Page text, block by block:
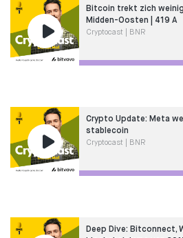
Bitcoin trekt zich
Midden-Oosten | 419 A
Cryptocast | BNR
Crypto Update: Meta
stablecoin
Cryptocast | BNR
Deep Dive: Bitconnect,